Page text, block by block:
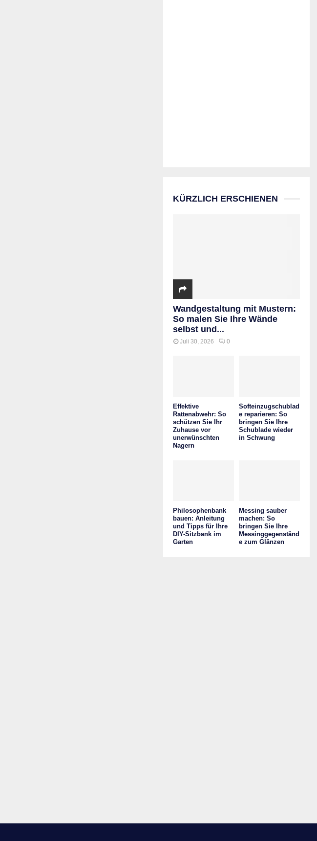
KÜRZLICH ERSCHIENEN
Wandgestaltung mit Mustern:
So malen Sie Ihre Wände
selbst und...
Juli 30, 2026 0
Effektive
Rattenabwehr: So
schützen Sie Ihr
Zuhause vor
unerwünschten
Nagern
Softeinzugschublad
e reparieren: So
bringen Sie Ihre
Schublade wieder
in Schwung
Philosophenbank
bauen: Anleitung
und Tipps für Ihre
DIY-Sitzbank im
Garten
Messing sauber
machen: So
bringen Sie Ihre
Messinggegenständ
e zum Glänzen